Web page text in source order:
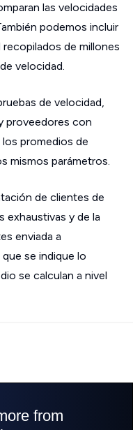
las velocidades
podemos incluir
recopilados de millones
velocidad.
de velocidad,
proveedores con
promedios de
mismos parámetros.
de clientes de
exhaustivas y de la
enviada a
se indique lo
se calculan a nivel